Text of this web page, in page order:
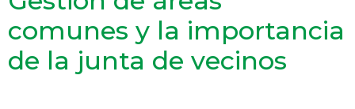
comunes y la importancia
de la junta de vecinos